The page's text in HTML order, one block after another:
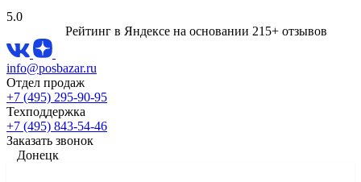
5.0
Рейтинг в Яндексе на основании 215+ отзывов
info@posbazar.ru
Отдел продаж
+7 (495) 295-90-95
Техподдержка
+7 (495) 843-54-46
Заказать звонок
Донецк